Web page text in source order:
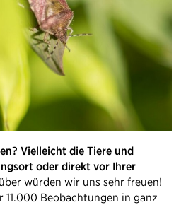
Vielleicht die Tiere und
oder direkt vor Ihrer
würden wir uns sehr freuen!
11.000 Beobachtungen in ganz